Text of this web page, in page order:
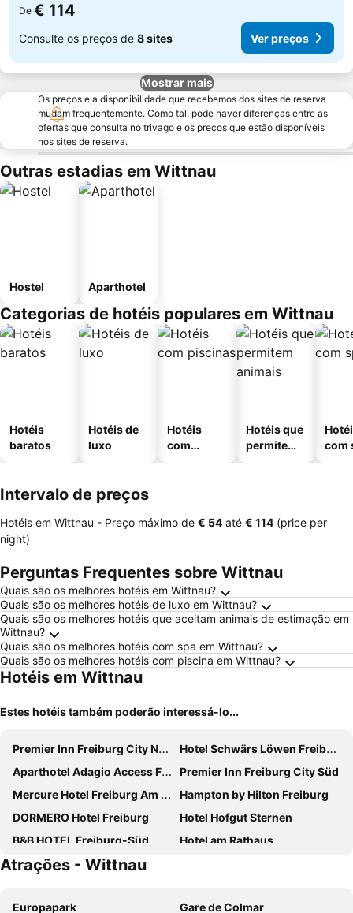
De € 114
Consulte os preços de 8 sites Ver preços
Mostrar mais
Os preços e a disponibilidade que recebemos dos sites de reserva
mudam frequentemente. Como tal, pode haver diferenças entre as
ofertas que consulta no trivago e os preços que estão disponíveis
nos sites de reserva.
Outras estadias em Wittnau
Hostel Aparthotel
Categorias de hotéis populares em Wittnau
Hotéis
baratos
Hotéis de
luxo
Hotéis
com
Hotéis que
permitem
com
Intervalo de preços
Hotéis em Wittnau - Preço máximo de ‎€ 54 até ‎€ 114 (price per
night)
Perguntas Frequentes sobre Wittnau
Quais são os melhores hotéis em Wittnau?
Quais são os melhores hotéis de luxo em Wittnau?
Quais são os melhores hotéis que aceitam animais de estimação em
Wittnau?
Quais são os melhores hotéis com spa em Wittnau?
Quais são os melhores hotéis com piscina em Wittnau?
Hotéis em Wittnau
Estes hotéis também poderão interessá-lo...
Premier Inn Freiburg City Nord hotel
Hotel Schwärs Löwen Freiburg
Aparthotel Adagio Access Freiburg
Premier Inn Freiburg City Süd
Mercure Hotel Freiburg Am Muenster
Hampton by Hilton Freiburg
DORMERO Hotel Freiburg
Hotel Hofgut Sternen
B&B HOTEL Freiburg-Süd
Hotel am Rathaus
Designhotel Kronjuwel
Hotel Zum Schiff
Novotel Freiburg am Konzerthaus
Atrações - Wittnau
Europapark
Gare de Colmar